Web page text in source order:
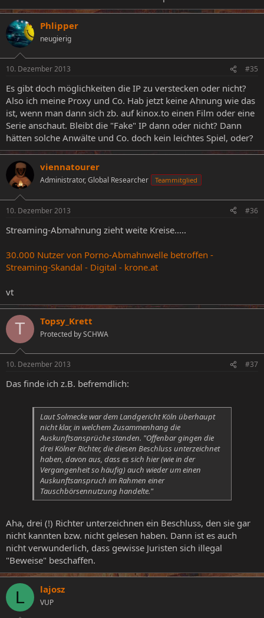
Phlipper
neugierig
10. Dezember 2013 #35
Es gibt doch möglichkeiten die IP zu verstecken oder nicht?
Also ich meine Proxy und Co. Hab jetzt keine Ahnung wie das
ist, wenn man dann sich zb. auf kinox.to einen Film oder eine
Serie anschaut. Bleibt die "Fake" IP dann oder nicht? Dann
hätten solche Anwälte und Co. doch kein leichtes Spiel, oder?
viennatourer
Administrator, Global Researcher Teammitglied
10. Dezember 2013 #36
Streaming-Abmahnung zieht weite Kreise.....
30.000 Nutzer von Porno-Abmahnwelle betroffen -
Streaming-Skandal - Digital - krone.at
vt
T Topsy_Krett
Protected by SCHWA
10. Dezember 2013 #37
Das finde ich z.B. befremdlich:
Laut Solmecke war dem Landgericht Köln überhaupt
nicht klar, in welchem Zusammenhang die
Auskunftsansprüche standen. "Offenbar gingen die
drei Kölner Richter, die diesen Beschluss unterzeichnet
haben, davon aus, dass es sich hier (wie in der
Vergangenheit so häufig) auch wieder um einen
Auskunftsanspruch im Rahmen einer
Tauschbörsennutzung handelte."
Aha, drei (!) Richter unterzeichnen ein Beschluss, den sie gar
nicht kannten bzw. nicht gelesen haben. Dann ist es auch
nicht verwunderlich, dass gewisse Juristen sich illegal
"Beweise" beschaffen.
L lajosz
VUP